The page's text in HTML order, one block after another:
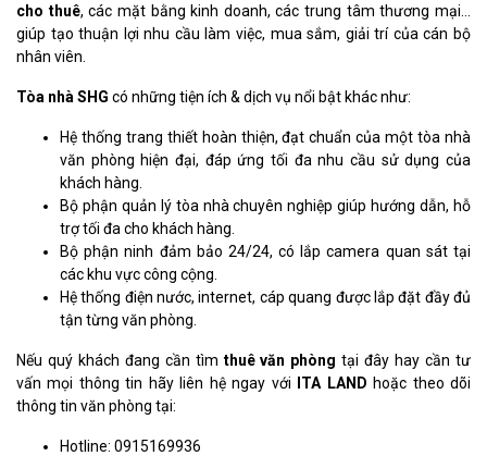
cho thuê, các mặt bằng kinh doanh, các trung tâm thương mại…
giúp tạo thuận lợi nhu cầu làm việc, mua sắm, giải trí của cán bộ
nhân viên.
Tòa nhà SHG có những tiện ích & dịch vụ nổi bật khác như:
Hệ thống trang thiết hoàn thiện, đạt chuẩn của một tòa nhà
văn phòng hiện đại, đáp ứng tối đa nhu cầu sử dụng của
khách hàng.
Bộ phận quản lý tòa nhà chuyên nghiệp giúp hướng dẫn, hỗ
trợ tối đa cho khách hàng.
Bộ phận ninh đảm bảo 24/24, có lắp camera quan sát tại
các khu vực công cộng.
Hệ thống điện nước, internet, cáp quang được lắp đặt đầy đủ
tận từng văn phòng.
Nếu quý khách đang cần tìm thuê văn phòng tại đây hay cần tư
vấn mọi thông tin hãy liên hệ ngay với
ITA LAND hoặc theo dõi
thông tin văn phòng tại:
Hotline: 0915169936